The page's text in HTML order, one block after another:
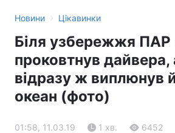
Новини › Цікавинки
Біля узбережжя ПАР
проковтнув дайвера,
відразу ж виплюнув
океан (фото)
01:58, 11.03.19 1 хв. 6452